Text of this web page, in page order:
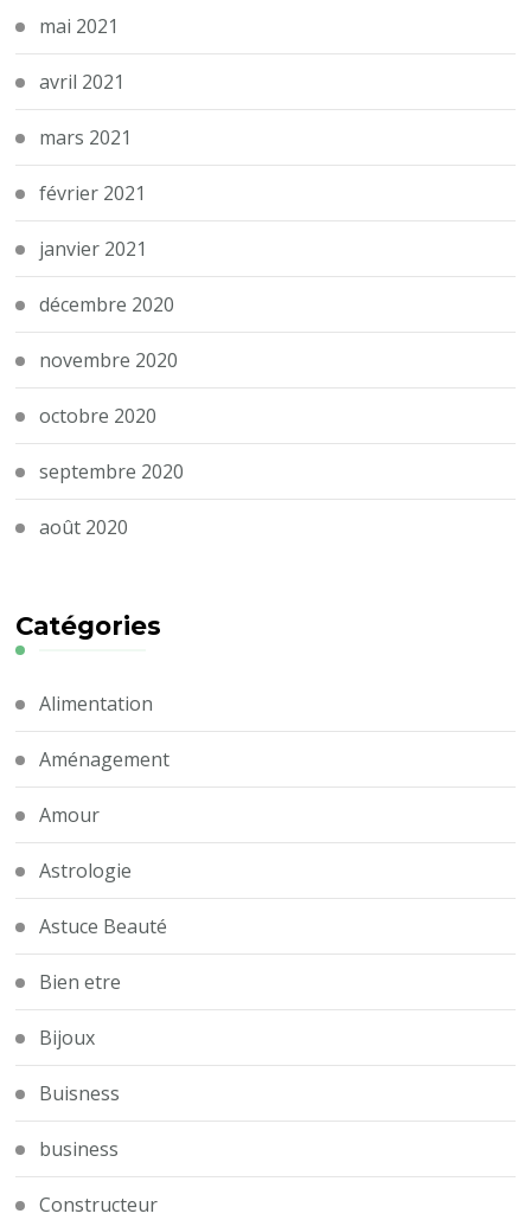
mai 2021
avril 2021
mars 2021
février 2021
janvier 2021
décembre 2020
novembre 2020
octobre 2020
septembre 2020
août 2020
Catégories
Alimentation
Aménagement
Amour
Astrologie
Astuce Beauté
Bien etre
Bijoux
Buisness
business
Constructeur